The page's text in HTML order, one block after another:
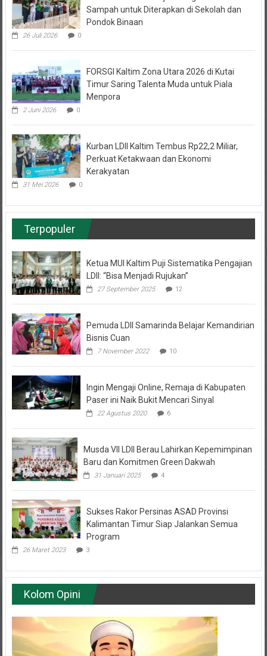
Sampah untuk Diterapkan di Sekolah dan
Pondok Binaan
26 Juli 2026 0
FORSGI Kaltim Zona Utara 2026 di Kutai
Timur Saring Talenta Muda untuk Piala
Menpora
2 Juni 2026 0
Kurban LDII Kaltim Tembus Rp22,2 Miliar,
Perkuat Ketakwaan dan Ekonomi
Kerakyatan
31 Mei 2026 0
Terpopuler
Ketua MUI Kaltim Puji Sistematika Pengajian
LDII: “Bisa Menjadi Rujukan”
27 September 2025 12
Pemuda LDII Samarinda Belajar Kemandirian
Bisnis Cuan
7 November 2022 10
Ingin Mengaji Online, Remaja di Kabupaten
Paser ini Naik Bukit Mencari Sinyal
22 Agustus 2020 6
Musda VII LDII Berau Lahirkan Kepemimpinan
Baru dan Komitmen Green Dakwah
31 Januari 2025 4
Sukses Rakor Persinas ASAD Provinsi
Kalimantan Timur Siap Jalankan Semua
Program
26 Maret 2023 3
Kolom Opini